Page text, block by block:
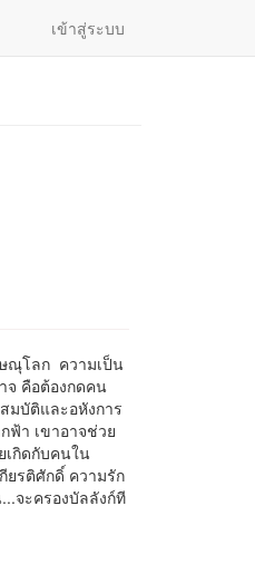
เข้าสู่ระบบ
ษณุโลก ความเป็น
จ คือต้องกดคน
มบัติและอหังการ
ฟ้า เขาอาจช่วย
กิดกับคนใน
ยรติศักดิ์ ความรัก
จะครองบัลลังก์ที